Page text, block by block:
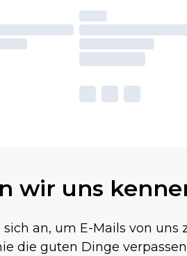
wir uns
sich an, um E-Mails von uns
die guten Dinge